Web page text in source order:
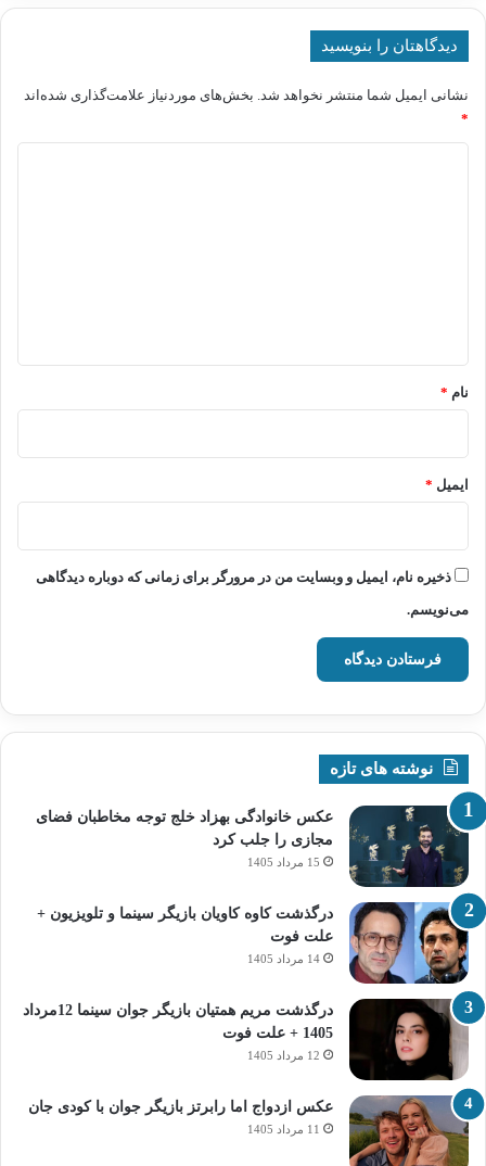
دیدگاهتان را بنویسید
نشانی ایمیل شما منتشر نخواهد شد. بخش‌های موردنیاز علامت‌گذاری شده‌اند
*
نام *
ایمیل *
ذخیره نام، ایمیل و وبسایت من در مرورگر برای زمانی که دوباره دیدگاهی
می‌نویسم.
نوشته های تازه
عکس خانوادگی بهزاد خلج توجه مخاطبان فضای
مجازی را جلب کرد
15 مرداد 1405
درگذشت کاوه کاویان بازیگر سینما و تلویزیون +
علت فوت
14 مرداد 1405
درگذشت مریم همتیان بازیگر جوان سینما 12مرداد
1405 + علت فوت
12 مرداد 1405
عکس ازدواج اما رابرتز بازیگر جوان با کودی جان
11 مرداد 1405